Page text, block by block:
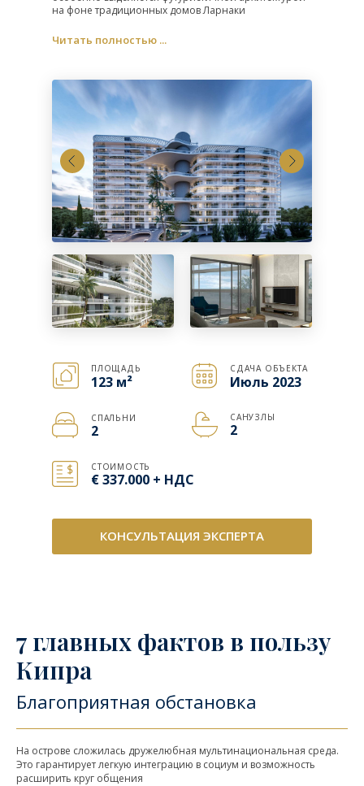
на фоне традиционных домов Ларнаки
123 м²
2
Июль 2023
2
ПЛОЩАДЬ СДАЧА ОБЪЕКТА
СПАЛЬНИ САНУЗЛЫ
€ 337.000 + НДС
СТОИМОСТЬ
Читать полностью ...
КОНСУЛЬТАЦИЯ ЭКСПЕРТА
7 главных фактов в пользу
Кипра
Благоприятная обстановка
На острове сложилась дружелюбная мультинациональная среда.
Это гарантирует легкую интеграцию в социум и возможность
расширить круг общения